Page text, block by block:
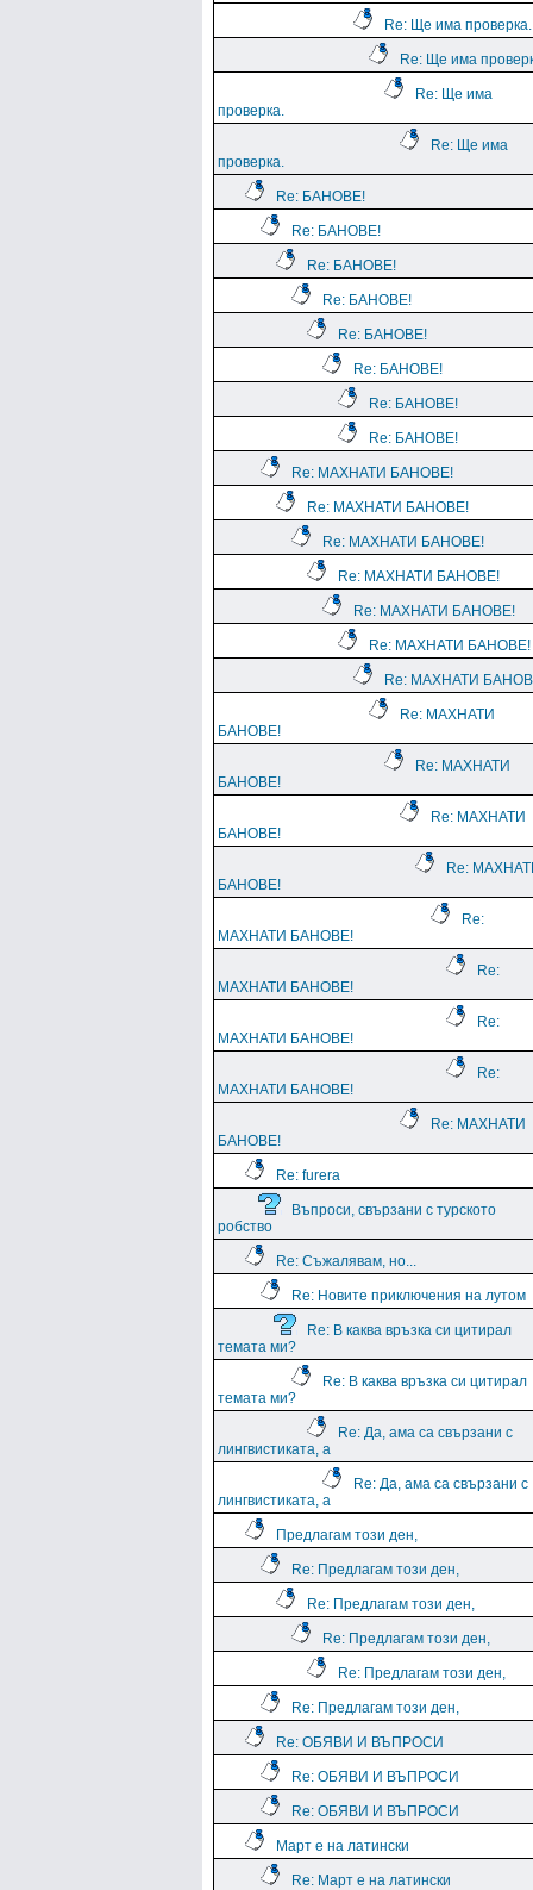
Re: Ще има проверка.
Re: Ще има
Re: Ще има
проверка.
Re: Ще има
проверка.
Re: БАНОВЕ!
Re: БАНОВЕ!
Re: БАНОВЕ!
Re: БАНОВЕ!
Re: БАНОВЕ!
Re: БАНОВЕ!
Re: БАНОВЕ!
Re: БАНОВЕ!
Re: МАХНАТИ БАНОВЕ!
Re: МАХНАТИ БАНОВЕ!
Re: МАХНАТИ БАНОВЕ!
Re: МАХНАТИ БАНОВЕ!
Re: МАХНАТИ БАНОВЕ!
Re: МАХНАТИ БАНОВЕ!
Re: МАХНАТИ
Re: МАХНАТИ
БАНОВЕ!
Re: МАХНАТИ
БАНОВЕ!
Re: МАХНАТИ
БАНОВЕ!
Re:
БАНОВЕ!
Re:
МАХНАТИ БАНОВЕ!
Re:
МАХНАТИ БАНОВЕ!
Re:
МАХНАТИ БАНОВЕ!
Re:
МАХНАТИ БАНОВЕ!
Re: МАХНАТИ
БАНОВЕ!
Re: furera
Въпроси, свързани с турското
робство
Re: Съжалявам, но...
Re: Новите приключения на лутом
Re: В каква връзка си цитирал
темата ми?
Re: В каква връзка си цитирал
темата ми?
Re: Да, ама са свързани с
лингвистиката, а
Re: Да, ама са свързани с
лингвистиката, а
Предлагам този ден,
Re: Предлагам този ден,
Re: Предлагам този ден,
Re: Предлагам този ден,
Re: Предлагам този ден,
Re: Предлагам този ден,
Re: ОБЯВИ И ВЪПРОСИ
Re: ОБЯВИ И ВЪПРОСИ
Re: ОБЯВИ И ВЪПРОСИ
Март е на латински
Re: Март е на латински